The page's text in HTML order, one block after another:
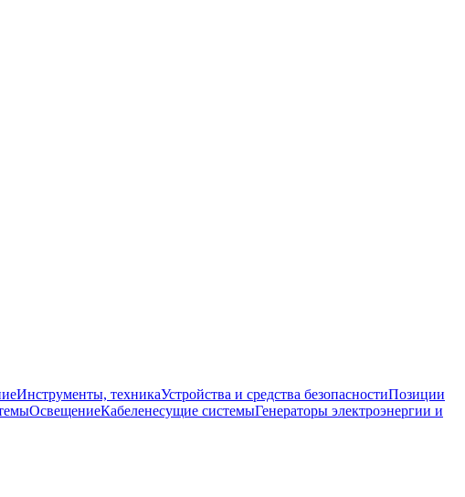
Инструменты, техникаУстройства и средства безопасностиПозиции
ОсвещениеКабеленесущие системыГенераторы электроэнергии и